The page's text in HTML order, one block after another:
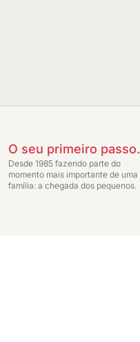
O seu primeiro passo.
Desde 1985 fazendo parte do
momento mais importante de uma
família: a chegada dos pequenos.